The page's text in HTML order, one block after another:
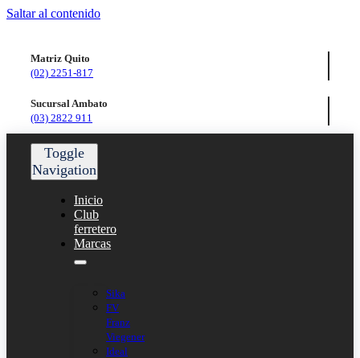
Saltar al contenido
Matriz Quito
(02) 2251-817
Sucursal Ambato
(03) 2822 911
Toggle
Navigation
Inicio
Club
ferretero
Marcas
Sika
FV
Franz
Viegener
Ideal